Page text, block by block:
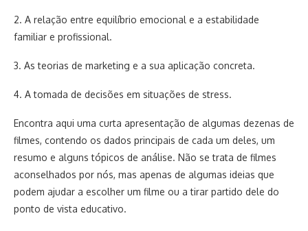
2. A relação entre equilíbrio emocional e a estabilidade
familiar e profissional.
3. As teorias de marketing e a sua aplicação concreta.
4. A tomada de decisões em situações de stress.
Encontra aqui uma curta apresentação de algumas dezenas de
filmes, contendo os dados principais de cada um deles, um
resumo e alguns tópicos de análise. Não se trata de filmes
aconselhados por nós, mas apenas de algumas ideias que
podem ajudar a escolher um filme ou a tirar partido dele do
ponto de vista educativo.